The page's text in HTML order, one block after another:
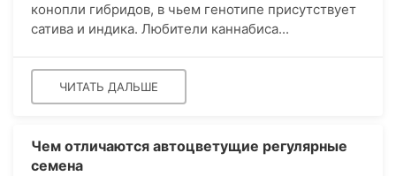
конопли гибридов, в чьем генотипе присутствует
сатива и индика. Любители каннабиса...
ЧИТАТЬ ДАЛЬШЕ
Чем отличаются автоцветущие регулярные
семена